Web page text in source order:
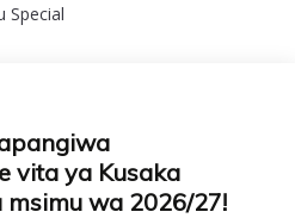
Special
vita ya Kusaka
wa 2026/27!